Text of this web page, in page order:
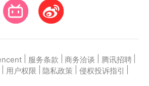
服务条款 商务洽谈 腾讯招聘
用户权限 隐私政策 侵权投诉指引